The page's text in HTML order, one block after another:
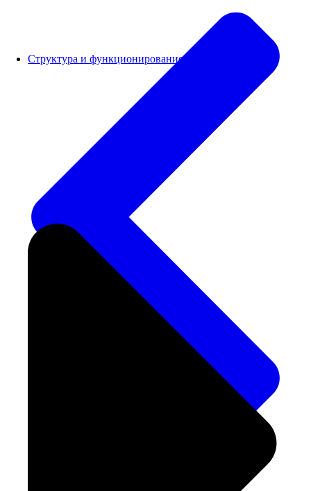
Структура и функционирование